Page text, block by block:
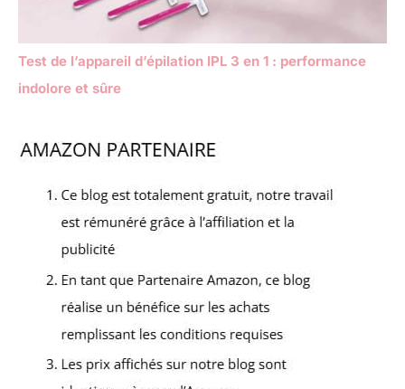
Test de l’appareil d’épilation IPL 3 en 1 : performance
indolore et sûre